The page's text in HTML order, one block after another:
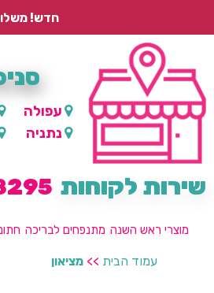
חדש! משלוח אקספרס בהתאם
עפולה
נתניה
שירות לקוחות
מוצרי ראש השנה מתנפחים לבריכה
עמוד הבית >> מציאון